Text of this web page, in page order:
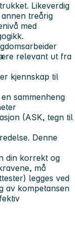
Likeverdig
treårig
med
relevant ut fra
kjennskap til
sammenheng
(ASK, tegn til
Denne
din korrekt og
må
legges ved
av kompetansen